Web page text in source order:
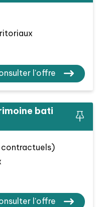
l'offre
bati
contractuels)
l'offre